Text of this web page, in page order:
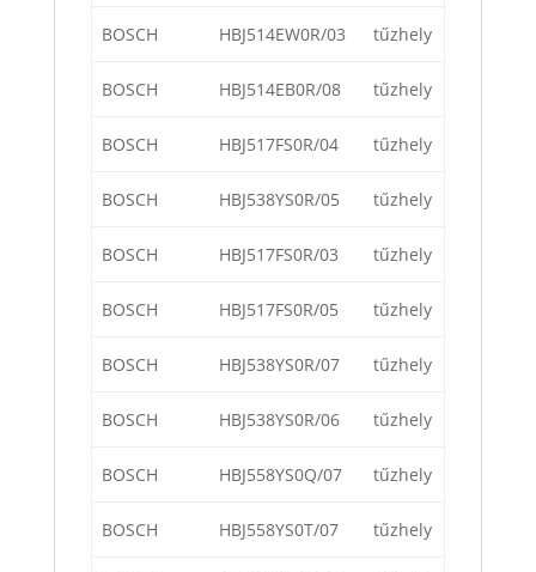
BOSCH HBJ514EW0R/03 tűzhely
BOSCH HBJ514EB0R/08 tűzhely
BOSCH HBJ517FS0R/04 tűzhely
BOSCH HBJ538YS0R/05 tűzhely
BOSCH HBJ517FS0R/03 tűzhely
BOSCH HBJ517FS0R/05 tűzhely
BOSCH HBJ538YS0R/07 tűzhely
BOSCH HBJ538YS0R/06 tűzhely
BOSCH HBJ558YS0Q/07 tűzhely
BOSCH HBJ558YS0T/07 tűzhely